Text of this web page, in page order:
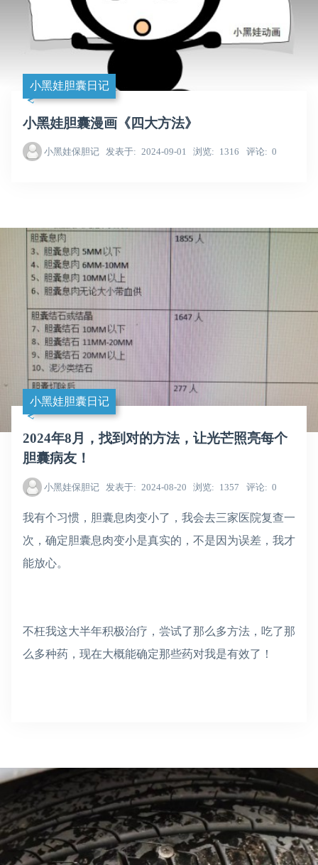
小黑娃胆囊日记
小黑娃胆囊漫画《四大方法》
小黑娃保胆记 发表于 2024-09-01 浏览 1316 评论 0
小黑娃胆囊日记
2024年8月，找到对的方法，让光芒照亮每个
胆囊病友！
小黑娃保胆记 发表于 2024-08-20 浏览 1357 评论 0
我有个习惯，胆囊息肉变小了，我会去三家医院复查一
次，确定胆囊息肉变小是真实的，不是因为误差，我才
能放心。
不枉我这大半年积极治疗，尝试了那么多方法，吃了那
么多种药，现在大概能确定那些药对我是有效了！